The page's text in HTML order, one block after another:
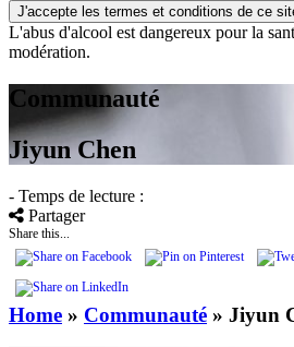
J'accepte les termes et conditions de ce
L'abus d'alcool est dangereux pour la
modération.
Communauté
Jiyun Chen
- Temps de lecture :
Partager
Share this...
Home » Communauté » Jiyun